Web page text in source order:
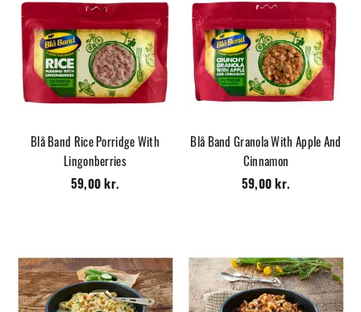
Blå Band Rice Porridge With
Lingonberries
59,00 kr.
Blå Band Granola With Apple And
Cinnamon
59,00 kr.